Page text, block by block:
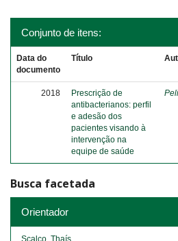
Conjunto de itens:
Data do
documento
Título
2018
Prescrição de
antibacterianos: perfil
e adesão dos
pacientes visando à
intervenção na
equipe de saúde
Busca facetada
Orientador
Scalco, Thaís